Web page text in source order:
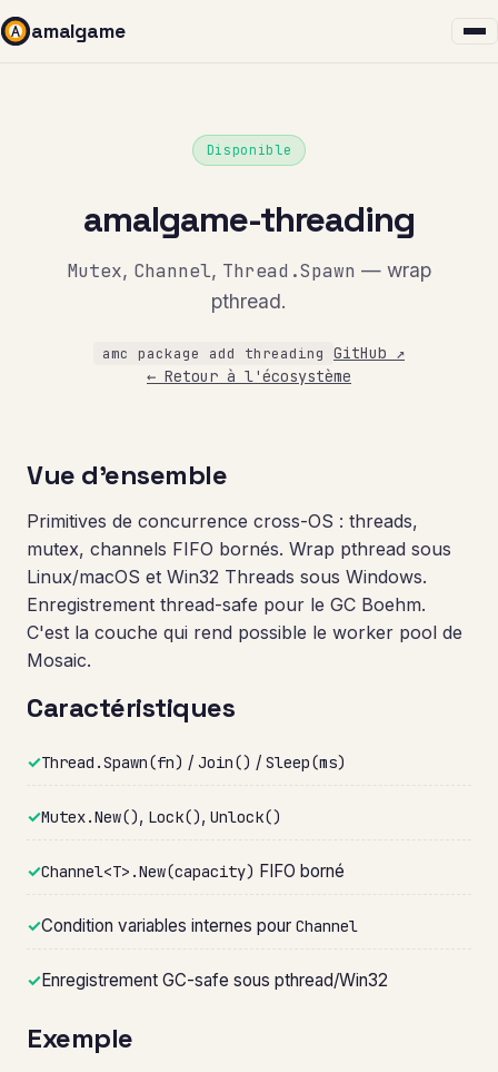
amalgame
Disponible
amalgame-threading
Mutex, Channel, Thread.Spawn — wrap
pthread.
amc package add threading GitHub ↗
← Retour à l'écosystème
Vue d'ensemble
Primitives de concurrence cross-OS : threads,
mutex, channels FIFO bornés. Wrap pthread sous
Linux/macOS et Win32 Threads sous Windows.
Enregistrement thread-safe pour le GC Boehm.
C'est la couche qui rend possible le worker pool de
Mosaic.
Caractéristiques
✓Thread.Spawn(fn) / Join() / Sleep(ms)
✓Mutex.New(), Lock(), Unlock()
✓Channel<T>.New(capacity) FIFO borné
✓Condition variables internes pour Channel
✓Enregistrement GC-safe sous pthread/Win32
Exemple